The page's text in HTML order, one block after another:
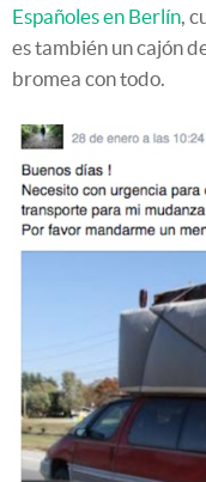
Españoles en Berlín ,
es también un cajón
bromea con todo.